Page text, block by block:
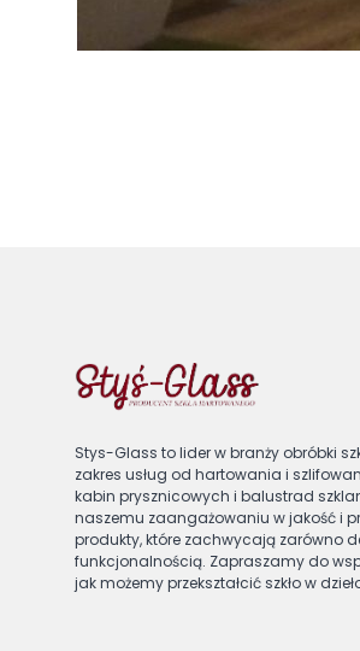
Stys-Glass to lider w branży obróbki
zakres usług od hartowania i
kabin prysznicowych i balustrad
naszemu zaangażowaniu w jakość i
produkty, które zachwycają zarówno
funkcjonalnością. Zapraszamy do
jak możemy przekształcić szkło w